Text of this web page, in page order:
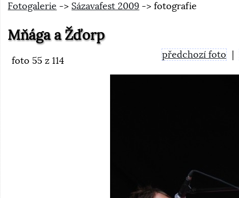
Fotogalerie -> Sázavafest 2009 -> fotografie
Mňága a Žďorp
foto 55 z 114
předchozí foto